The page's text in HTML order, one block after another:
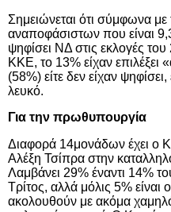
Σημειώνεται ότι σύμφωνα
αναποφάσιστων που είναι
ψηφίσει ΝΔ στις εκλογές
ΚΚΕ, το 13% είχαν επιλέξει
(58%) είτε δεν είχαν
λευκό.
Για την πρωθυπουργία
Διαφορά 14μονάδων έχει ο
Αλέξη Τσίπρα στην
Λαμβάνει 29% έναντι 14%
Τρίτος, αλλά μόλις 5%
ακολουθούν με ακόμα